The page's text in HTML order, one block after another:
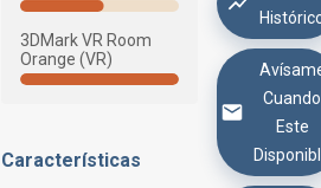
3DMark VR Room
Orange (VR)
Características
Cuando
Este